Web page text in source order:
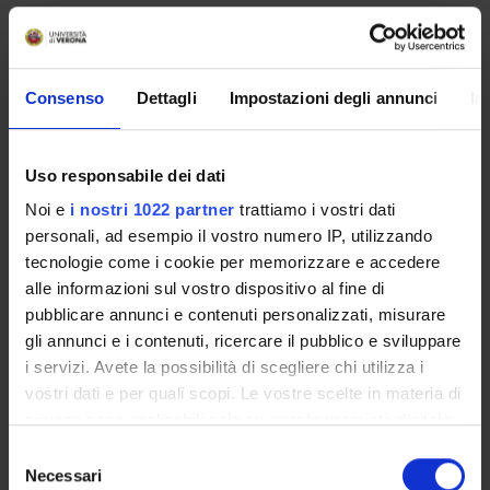
Consenso Dettagli Impostazioni degli annunci
Uso responsabile dei dati
Noi e i nostri 1022 partner trattiamo i vostri dati
personali, ad esempio il vostro numero IP, utilizzando
tecnologie come i cookie per memorizzare e accedere
alle informazioni sul vostro dispositivo al fine di
pubblicare annunci e contenuti personalizzati, misurare
gli annunci e i contenuti, ricercare il pubblico e sviluppare
i servizi. Avete la possibilità di scegliere chi utilizza i
vostri dati e per quali scopi. Le vostre scelte in materia di
modificare o revocare il proprio consenso in qualsiasi
delNecessari
IL DIPARTIMENTO IN BREVE
via Cantarane, 24 - 37129 Verona
Direttore
Direttore Vicario
Prof. Roberto Ricciuti
AREE DI RICERCA
CORSI DI STUDIO
DOTTORATI DI RICERCA